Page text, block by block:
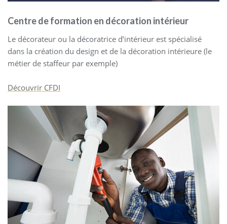
Centre de formation en décoration intérieur
Le décorateur ou la décoratrice d’intérieur est spécialisé
dans la création du design et de la décoration intérieure (le
métier de staffeur par exemple)
Découvrir CFDI